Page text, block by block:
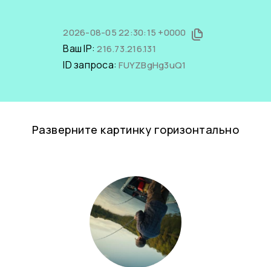
2026-08-05 22:30:15 +0000
Ваш IP:216.73.216.131
ID запроса:FUYZBgHg3uQ1
Разверните картинку горизонтально